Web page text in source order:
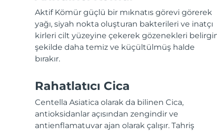
Aktif Kömür güçlü bir mıknatıs görevi görerek
yağı, siyah nokta oluşturan bakterileri ve inatçı
kirleri cilt yüzeyine çekerek gözenekleri
şekilde daha temiz ve küçültülmüş halde
bırakır.
Rahatlatıcı Cica
Centella Asiatica olarak da bilinen Cica,
antioksidanlar açısından zengindir ve
antienflamatuvar ajan olarak çalışır. Tahriş
KIWI™ cilt bakımı
Advanced pore care essentials
Serum
For healthy hair
issa™ Teeth Whitening Gel
18% PAP
Kozmetik ürünleri Erkekler
Tüm Ürünler